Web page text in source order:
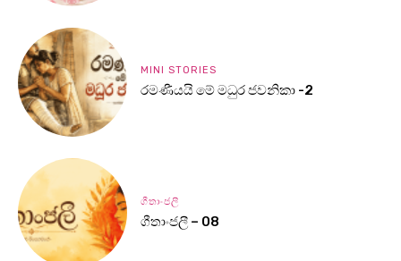
MINI STORIES
රමණීයයි මේ මධුර ජවනිකා -2
ගීතාංජලී
ගීතාංජලී – 08